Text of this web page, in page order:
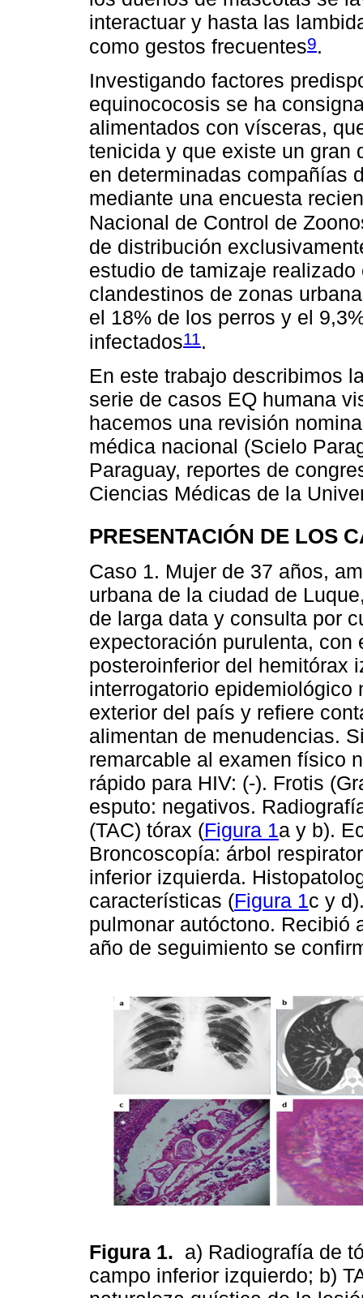
interactuar y hasta las
como gestos frecuentes9.
Investigando factores
equinococosis se ha
alimentados con vísceras,
tenicida y que existe un gran
en determinadas compañías
mediante una encuesta
Nacional de Control de
de distribución
estudio de tamizaje
clandestinos de zonas
el 18% de los perros y el
infectados11.
En este trabajo describimos
serie de casos EQ humana
hacemos una revisión
médica nacional (Scielo
Paraguay, reportes de
Ciencias Médicas de la
PRESENTACIÓN DE LOS
Caso 1. Mujer de 37 años,
urbana de la ciudad de
de larga data y consulta por
expectoración purulenta,
posteroinferior del hemitórax
interrogatorio
exterior del país y refiere
alimentan de menudencias.
remarcable al examen físico
rápido para HIV: (-). Frotis
esputo: negativos.
(TAC) tórax (Figura 1 a y b).
Broncoscopía: árbol
inferior izquierda.
características (Figura 1 c y
pulmonar autóctono. Recibió
año de seguimiento se
Figura 1. a) Radiografía de
campo inferior izquierdo; b)